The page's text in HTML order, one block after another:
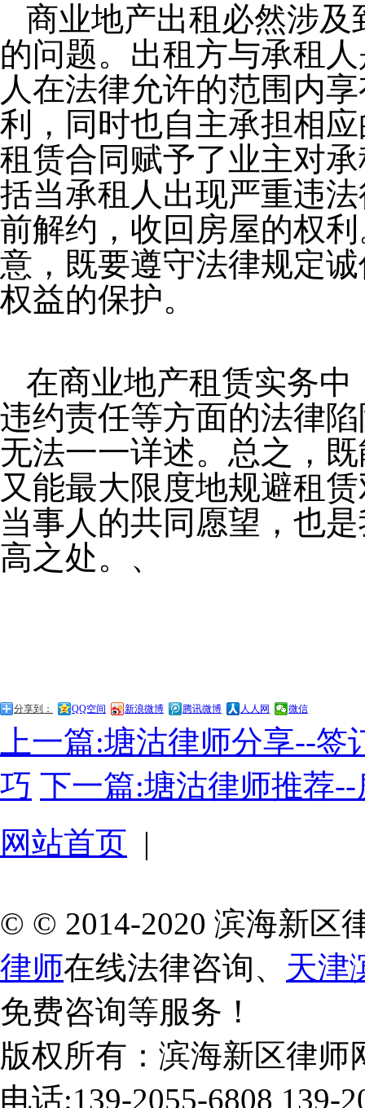
商业地产出租必然涉
的问题。出租方与承租
人在法律允许的范围内
利，同时也自主承担相
租赁合同赋予了业主对
括当承租人出现严重违
前解约，收回房屋的权
意，既要遵守法律规定
权益的保护。
在商业地产租赁实务
违约责任等方面的法律
无法一一详述。总之，
又能最大限度地规避租
当事人的共同愿望，也
高之处。、
分享到： QQ空间 新浪微博 腾讯微博 人人网 微信
上一篇:塘沽律师分享--
巧 下一篇:塘沽律师推荐
网站首页 |
© © 2014-2020 滨海新区
律师在线法律咨询、 天津
免费咨询等服务！
版权所有：滨海新区律
电话:139-2055-6808 139-